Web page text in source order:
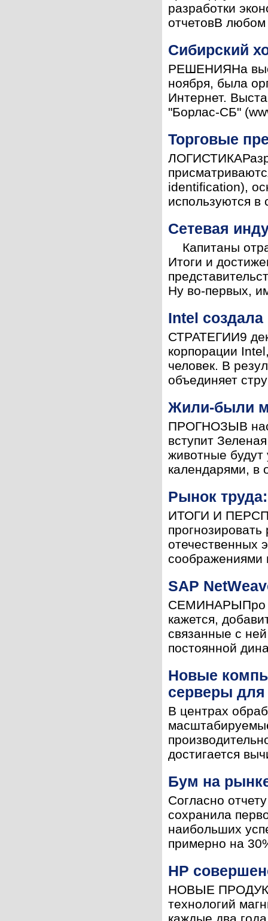
разработки
отчетовВ
Сибирский
РЕШЕНИЯНа
ноября, была
Интернет.
"Борлас-СБ"
Торговые
identification),
используются в
Сетевая
Капитаны
Итоги и
Ну во-первых,
Intel
СТРАТЕГИИ9
корпорации
человек. В
объединяет
Жили-были
ПРОГНОЗЫВ
вступит
животные будут
календарями, в
Рынок
ИТОГИ И
отечественных
соображениями
SAP
СЕМИНАРЫПро
кажется,
связанные с
постоянной
Новые
серверы для
В центрах
достигается
Бум на
Согласно
сохранила
наибольших
примерно на
HP
НОВЫЕ
технологий